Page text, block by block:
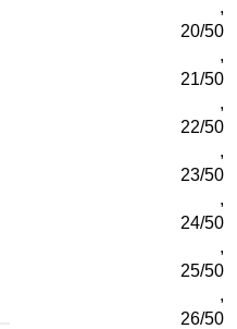
,
20/50
,
21/50
,
22/50
,
23/50
,
24/50
,
25/50
,
26/50